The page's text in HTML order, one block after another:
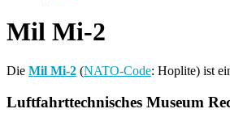
Mil Mi-2
Die Mil Mi-2 (NATO-Code: Hoplite) ist
Luftfahrttechnisches Museum